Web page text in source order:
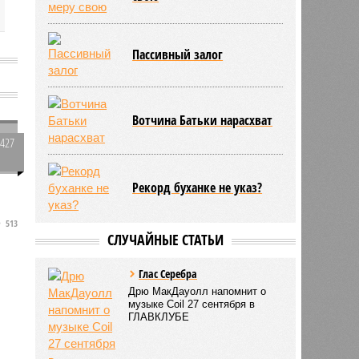
513
Пассивный залог
Вотчина Батьки нарасхват
Рекорд буханке не указ?
СЛУЧАЙНЫЕ СТАТЬИ
Глас Серебра
Дрю МакДауолл напомнит о
музыке Сoil 27 сентября в
ГЛАВКЛУБЕ